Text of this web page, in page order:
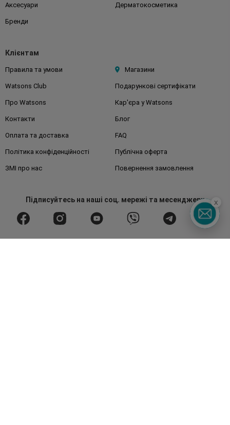
Аксесуари Дерматокосметика
Бренди
Клієнтам
Правила та умови Магазини
Watsons Club Подарункові сертифікати
Про Watsons Кар'єра у Watsons
Контакти Блог
Оплата та доставка FAQ
Політика конфіденційності Публічна оферта
ЗМІ про нас Повернення замовлення
Підписуйтесьна наші соц. мережі та месенджери x